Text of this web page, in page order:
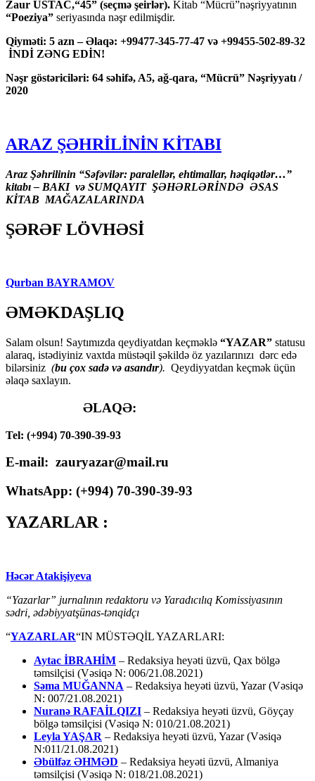
Zaur USTAC,“45” (seçmə şeirlər). Kitab “Mücrü”nəşriyyatının
“Poeziya” seriyasında nəşr edilmişdir.
Qiyməti: 5 azn – Əlaqə: +99477-345-77-47 və +99455-502-89-32
İNDİ ZƏNG EDİN!
Nəşr göstəriciləri: 64 səhifə, A5, ağ-qara, “Mücrü” Nəşriyyatı /
2020
ARAZ ŞƏHRİLİNİN KİTABI
Araz Şəhrilinin “Səfəvilər: paralellər, ehtimallar, həqiqətlər…”
kitabı – BAKI və SUMQAYIT ŞƏHƏRLƏRİNDƏ ƏSAS
KİTAB MAĞAZALARINDA
ŞƏRƏF LÖVHƏSİ
Qurban BAYRAMOV
ƏMƏKDAŞLIQ
Salam olsun! Saytımızda qeydiyatdan keçməklə “YAZAR” statusu
alaraq, istədiyiniz vaxtda müstəqil şəkildə öz yazılarınızı dərc edə
bilərsiniz (bu çox sadə və asandır). Qeydiyyatdan keçmək üçün
əlaqə saxlayın.
ƏLAQƏ:
Tel: (+994) 70-390-39-93
E-mail: zauryazar@mail.ru
WhatsApp: (+994) 70-390-39-93
YAZARLAR :
Həcər Atakişiyeva
“Yazarlar” jurnalının redaktoru və Yaradıcılıq Komissiyasının
sədri, ədəbiyyatşünas-tənqidçı
“YAZARLAR“IN MÜSTƏQİL YAZARLARI:
Aytac İBRAHİM – Redaksiya heyəti üzvü, Qax bölgə
təmsilçisi (Vəsiqə N: 006/21.08.2021)
Səma MUĞANNA – Redaksiya heyəti üzvü, Yazar (Vəsiqə
N: 007/21.08.2021)
Nuranə RAFAİLQIZI – Redaksiya heyəti üzvü, Göyçay
bölgə təmsilçisi (Vəsiqə N: 010/21.08.2021)
Leyla YAŞAR – Redaksiya heyəti üzvü, Yazar (Vəsiqə
N:011/21.08.2021)
Əbülfəz ƏHMƏD – Redaksiya heyəti üzvü, Almaniya
təmsilçisi (Vəsiqə N: 018/21.08.2021)